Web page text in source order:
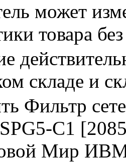
может
товара
складе и
Фильтр
C1
Мир ИВМ